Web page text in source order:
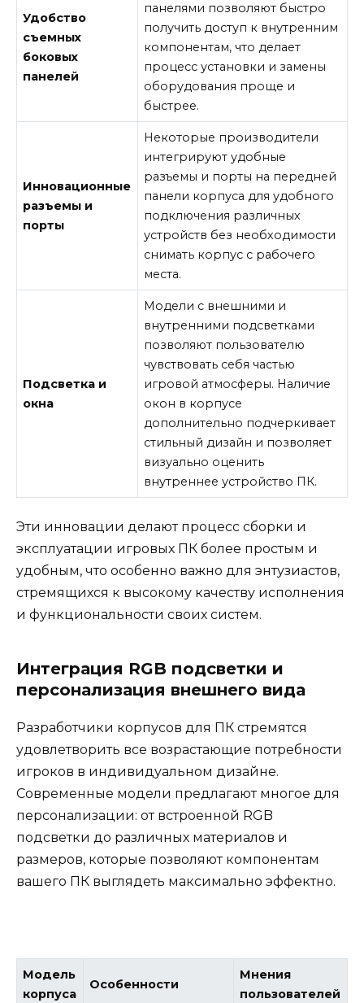
Удобство
съемных
боковых
панелей
панелями позволяют быстро
получить доступ к внутренним
компонентам, что делает
процесс установки и замены
оборудования проще и
быстрее.
Инновационные
разъемы и
порты
Некоторые производители
интегрируют удобные
разъемы и порты на передней
панели корпуса для удобного
подключения различных
устройств без необходимости
снимать корпус с рабочего
места.
Подсветка и
окна
Модели с внешними и
внутренними подсветками
позволяют пользователю
чувствовать себя частью
игровой атмосферы. Наличие
окон в корпусе
дополнительно подчеркивает
стильный дизайн и позволяет
визуально оценить
внутреннее устройство ПК.
Эти инновации делают процесс сборки и
эксплуатации игровых ПК более простым и
удобным, что особенно важно для энтузиастов,
стремящихся к высокому качеству исполнения
и функциональности своих систем.
Интеграция RGB подсветки и
персонализация внешнего вида
Разработчики корпусов для ПК стремятся
удовлетворить все возрастающие потребности
игроков в индивидуальном дизайне.
Современные модели предлагают многое для
персонализации: от встроенной RGB
подсветки до различных материалов и
размеров, которые позволяют компонентам
вашего ПК выглядеть максимально эффектно.
Модель
корпуса
Особенности
Мнения
пользователей